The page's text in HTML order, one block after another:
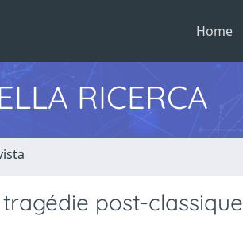
Home
RICERCA
tragédie post-classique